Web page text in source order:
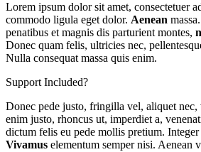
Lorem ipsum dolor sit amet, consectetuer
commodo ligula eget dolor. Aenean
penatibus et magnis dis parturient montes,
Donec quam felis, ultricies nec,
Nulla consequat massa quis enim.
Support Included?
Donec pede justo, fringilla vel, aliquet nec,
enim justo, rhoncus ut, imperdiet a,
dictum felis eu pede mollis pretium.
Vivamus elementum semper nisi. Aenean